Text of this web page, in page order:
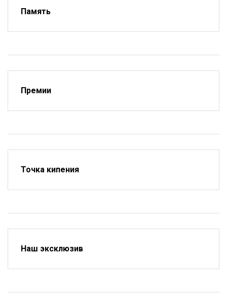
Память
Премии
Точка кипения
Наш эксклюзив